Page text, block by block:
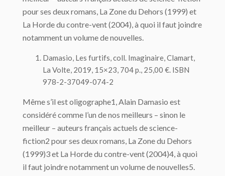
pour ses deux romans, La Zone du Dehors (1999) et
La Horde du contre-vent (2004), à quoi il faut joindre
notamment un volume de nou­velles.
Damasio, Les furtifs, coll. Imaginaire, Clamart,
La Volte, 2019, 15×23, 704 p., 25,00 €. ISBN
978-2-37049-074-2
Même s’il est oligographe1, Alain Damasio est
considéré comme l’un de nos meilleurs – sinon le
meilleur – auteurs français actuels de science-
fiction2 pour ses deux romans, La Zone du Dehors
(1999)3 et La Horde du contre-vent (2004)4, à quoi
il faut joindre notamment un volume de nouvelles5.